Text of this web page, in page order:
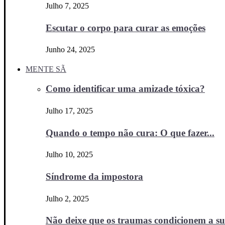
Julho 7, 2025
Escutar o corpo para curar as emoções
Junho 24, 2025
MENTE SÃ
Como identificar uma amizade tóxica?
Julho 17, 2025
Quando o tempo não cura: O que fazer...
Julho 10, 2025
Síndrome da impostora
Julho 2, 2025
Não deixe que os traumas condicionem a